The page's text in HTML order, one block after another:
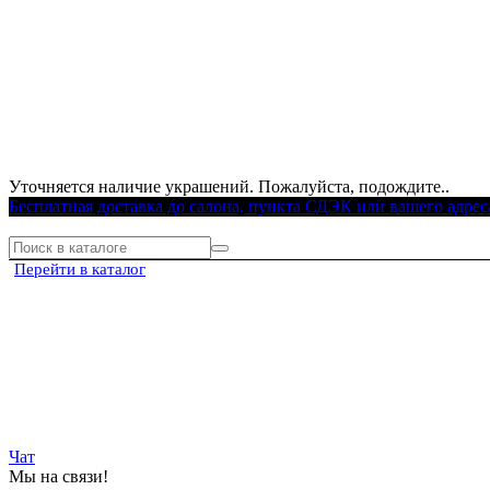
Уточняется наличие украшений. Пожалуйста, подождите..
Бесплатная доставка до салона, пункта СДЭК или вашего
Перейти в каталог
Чат
Мы на связи!